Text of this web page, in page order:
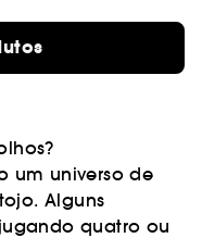
um universo de
Alguns
quatro ou